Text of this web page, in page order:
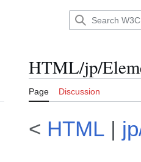
HTML/jp/
Page Discussion
< HTML |